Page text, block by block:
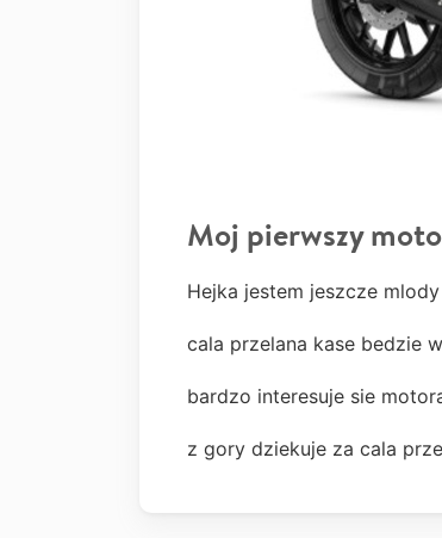
Moj pierwszy
Hejka jestem jeszcze
cala przelana kase bedzie
bardzo interesuje sie
z gory dziekuje za cala